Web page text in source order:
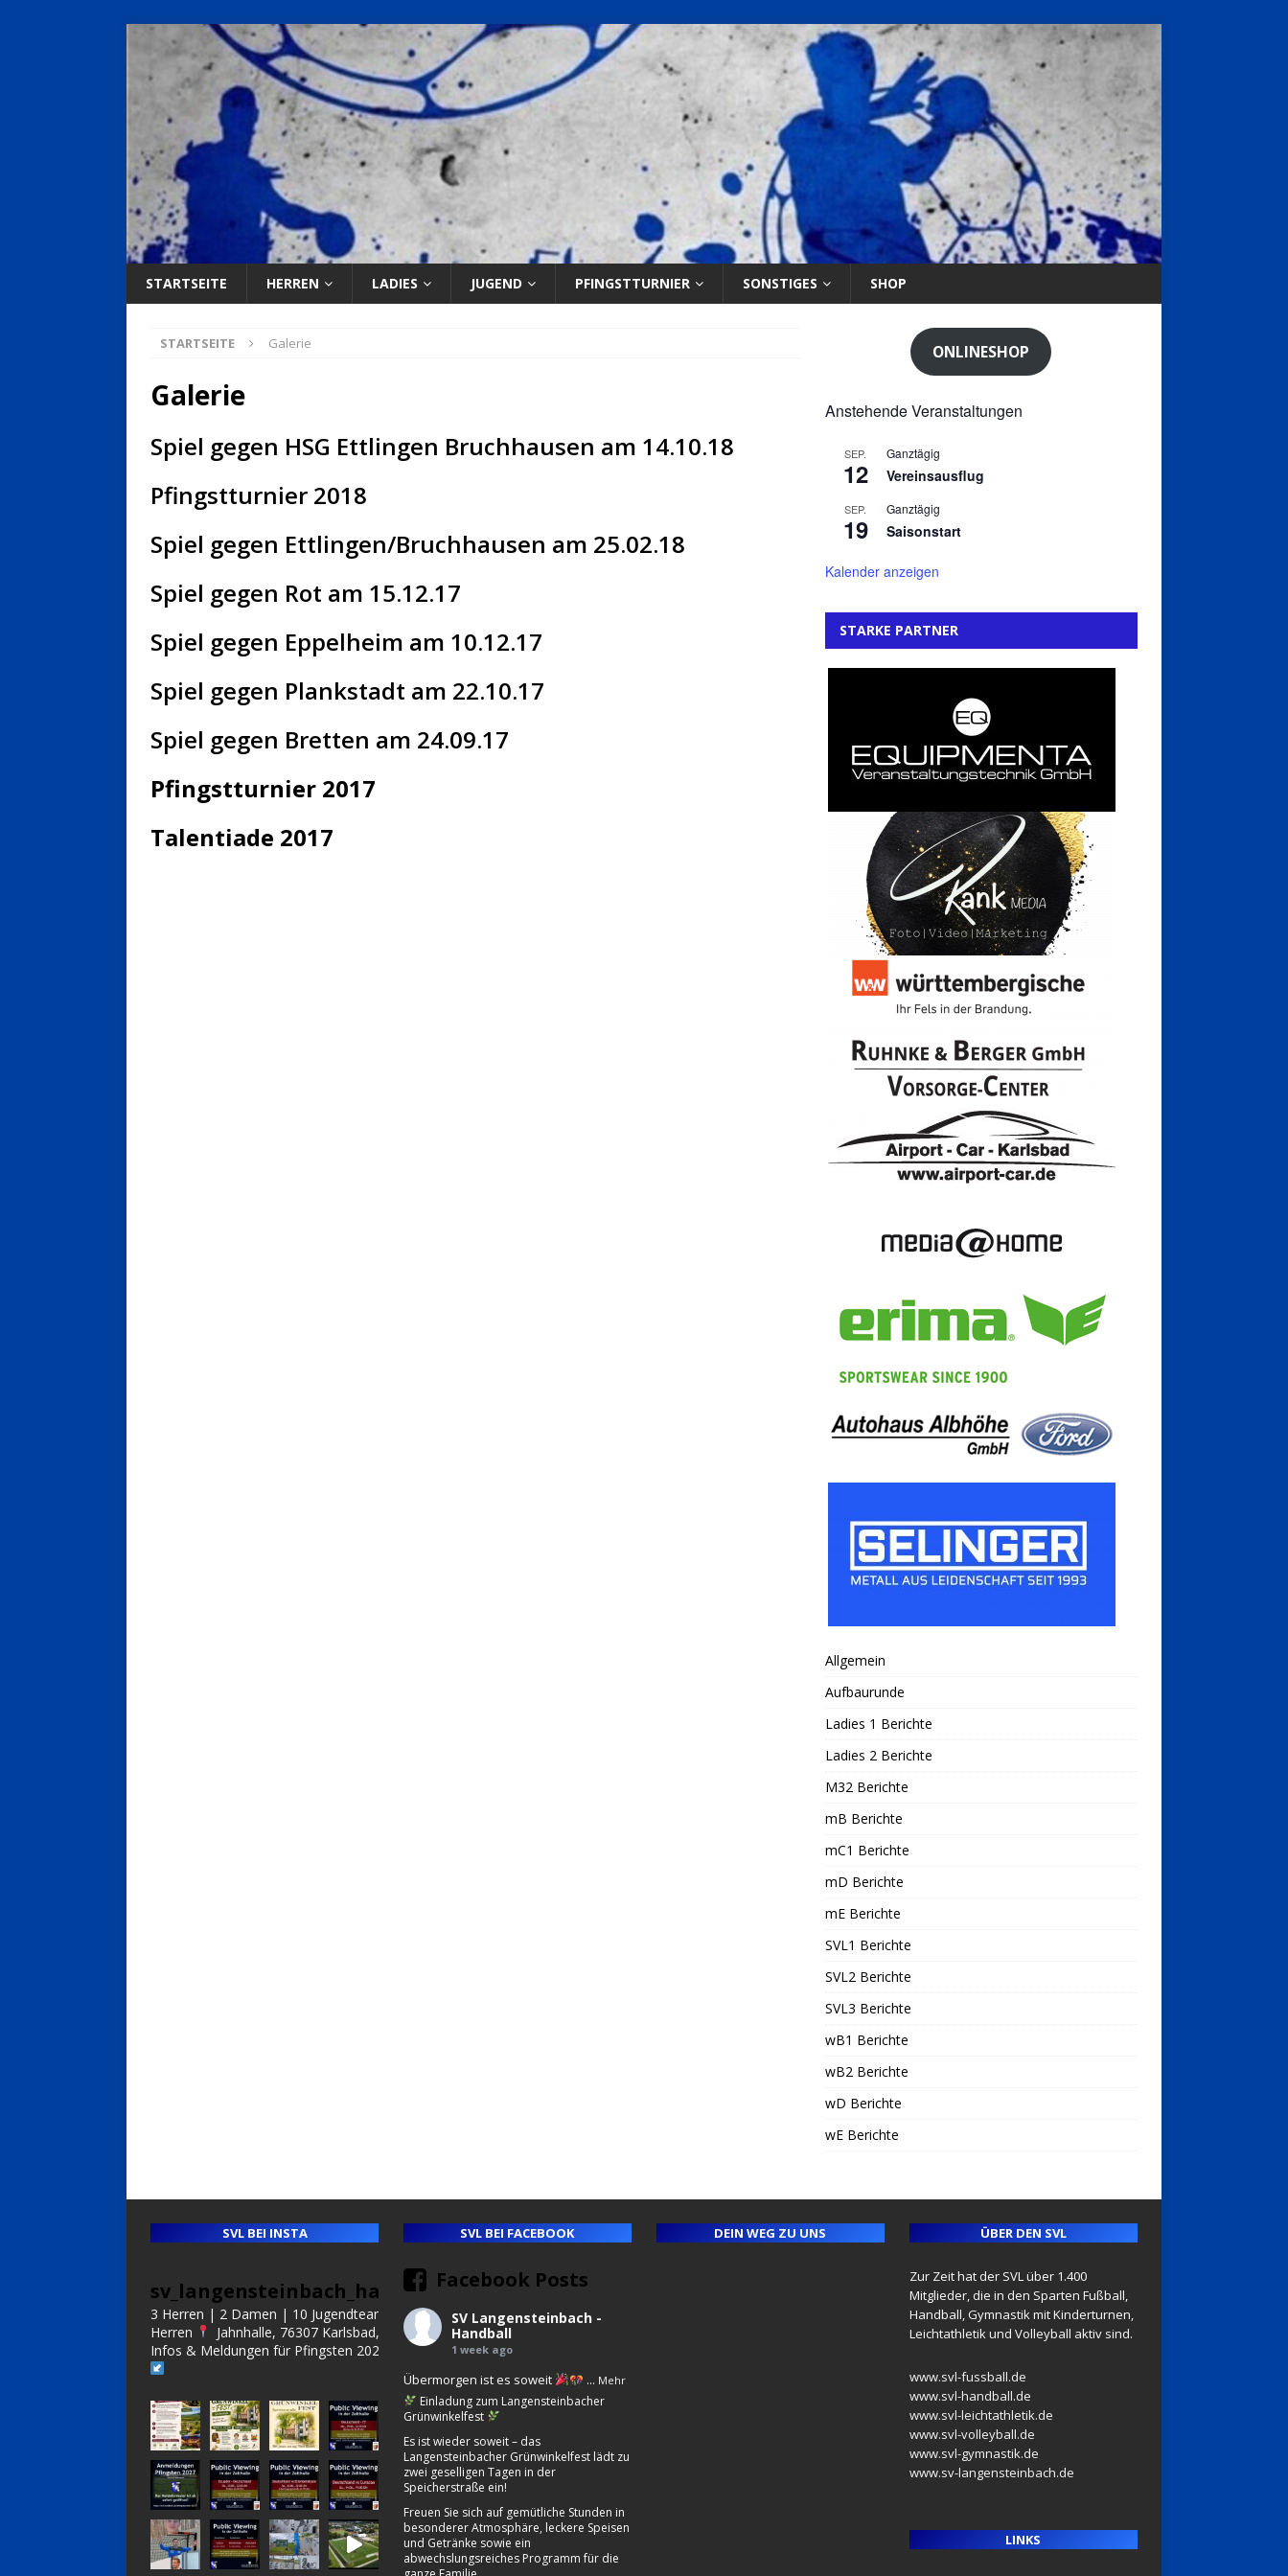
STARTSEITE HERREN LADIES JUGEND PFINGSTTURNIER SONSTIGES SHOP
STARTSEITE Galerie
Galerie
Spiel gegen HSG Ettlingen Bruchhausen am 14.10.18
Pfingstturnier 2018
Spiel gegen Ettlingen/Bruchhausen am 25.02.18
Spiel gegen Rot am 15.12.17
Spiel gegen Eppelheim am 10.12.17
Spiel gegen Plankstadt am 22.10.17
Spiel gegen Bretten am 24.09.17
Pfingstturnier 2017
Talentiade 2017
ONLINESHOP
Anstehende Veranstaltungen
SEP.
12
Ganztägig
Vereinsausflug
SEP.
19
Ganztägig
Saisonstart
Kalender anzeigen
STARKE PARTNER
Allgemein
Aufbaurunde
Ladies 1 Berichte
Ladies 2 Berichte
M32 Berichte
mB Berichte
mC1 Berichte
mD Berichte
mE Berichte
SVL1 Berichte
SVL2 Berichte
SVL3 Berichte
wB1 Berichte
wB2 Berichte
wD Berichte
wE Berichte
SVL BEI INSTA
sv_langensteinbach_handball
3 Herren | 2 Damen | 10 Jugendteams | Alte
Herren
Jahnhalle, 76307 Karlsbad, Germany
Infos & Meldungen für Pfingsten 2027:
SVL BEI FACEBOOK
Facebook Posts
SV Langensteinbach -
Handball
1 week ago
Übermorgen ist es soweit
Einladung zum Langensteinbacher
Grünwinkelfest
Es ist wieder soweit – das
Langensteinbacher Grünwinkelfest lädt zu
zwei geselligen Tagen in der
Speicherstraße ein!
Freuen Sie sich auf gemütliche Stunden in
besonderer Atmosphäre, leckere Speisen
und Getränke sowie ein
abwechslungsreiches Programm für die
... Mehr
DEIN WEG ZU UNS ÜBER DEN SVL
Zur Zeit hat der SVL über 1.400
Mitglieder, die in den Sparten Fußball,
Handball, Gymnastik mit Kinderturnen,
Leichtathletik und Volleyball aktiv sind.
www.svl-fussball.de
www.svl-handball.de
www.svl-leichtathletik.de
www.svl-volleyball.de
www.svl-gymnastik.de
www.sv-langensteinbach.de
LINKS